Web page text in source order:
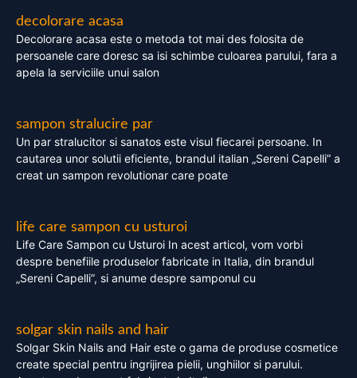
decolorare acasa
Decolorare acasa este o metoda tot mai des folosita de
persoanele care doresc sa isi schimbe culoarea parului, fara a
apela la serviciile unui salon
sampon stralucire par
Un par stralucitor si sanatos este visul fiecarei persoane. In
cautarea unor solutii eficiente, brandul italian „Sereni Capelli” a
creat un sampon revolutionar care poate
life care sampon cu usturoi
Life Care Sampon cu Usturoi In acest articol, vom vorbi
despre benefiile produselor fabricate in Italia, din brandul
„Sereni Capelli”, si anume despre samponul cu
solgar skin nails and hair
Solgar Skin Nails and Hair este o gama de produse cosmetice
create special pentru ingrijirea pielii, unghiilor si parului.